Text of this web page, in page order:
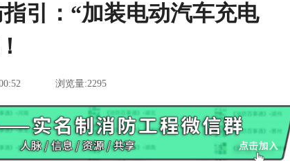
引：“加装电动汽车充电
浏览量:2295